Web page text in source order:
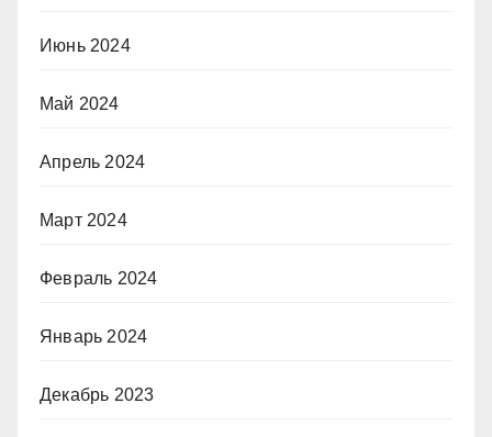
Июнь 2024
Май 2024
Апрель 2024
Март 2024
Февраль 2024
Январь 2024
Декабрь 2023